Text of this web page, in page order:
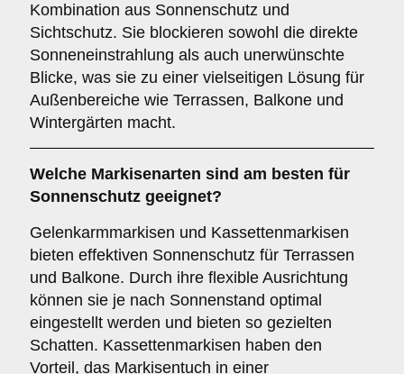
Kombination aus Sonnenschutz und
Sichtschutz. Sie blockieren sowohl die direkte
Sonneneinstrahlung als auch unerwünschte
Blicke, was sie zu einer vielseitigen Lösung für
Außenbereiche wie Terrassen, Balkone und
Wintergärten macht.
Welche Markisenarten sind am besten für
Sonnenschutz geeignet?
Gelenkarmmarkisen und Kassettenmarkisen
bieten effektiven Sonnenschutz für Terrassen
und Balkone. Durch ihre flexible Ausrichtung
können sie je nach Sonnenstand optimal
eingestellt werden und bieten so gezielten
Schatten. Kassettenmarkisen haben den
Vorteil, das Markisentuch in einer